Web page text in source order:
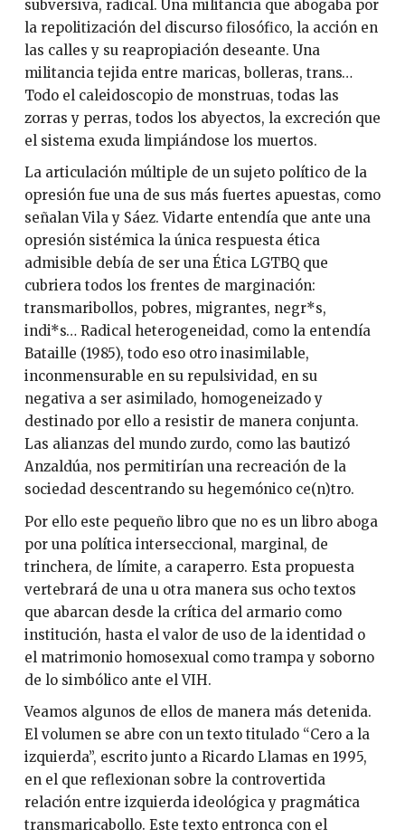
subversiva, radical. Una militancia que abogaba por
la repolitización del discurso filosófico, la acción en
las calles y su reapropiación deseante. Una
militancia tejida entre maricas, bolleras, trans…
Todo el caleidoscopio de monstruas, todas las
zorras y perras, todos los abyectos, la excreción que
el sistema exuda limpiándose los muertos.
La articulación múltiple de un sujeto político de la
opresión fue una de sus más fuertes apuestas, como
señalan Vila y Sáez. Vidarte entendía que ante una
opresión sistémica la única respuesta ética
admisible debía de ser una Ética LGTBQ que
cubriera todos los frentes de marginación:
transmaribollos, pobres, migrantes, negr*s,
indi*s… Radical heterogeneidad, como la entendía
Bataille (1985), todo eso otro inasimilable,
inconmensurable en su repulsividad, en su
negativa a ser asimilado, homogeneizado y
destinado por ello a resistir de manera conjunta.
Las alianzas del mundo zurdo, como las bautizó
Anzaldúa, nos permitirían una recreación de la
sociedad descentrando su hegemónico ce(n)tro.
Por ello este pequeño libro que no es un libro aboga
por una política interseccional, marginal, de
trinchera, de límite, a caraperro. Esta propuesta
vertebrará de una u otra manera sus ocho textos
que abarcan desde la crítica del armario como
institución, hasta el valor de uso de la identidad o
el matrimonio homosexual como trampa y soborno
de lo simbólico ante el VIH.
Veamos algunos de ellos de manera más detenida.
El volumen se abre con un texto titulado “Cero a la
izquierda”, escrito junto a Ricardo Llamas en 1995,
en el que reflexionan sobre la controvertida
relación entre izquierda ideológica y pragmática
transmaricabollo. Este texto entronca con el